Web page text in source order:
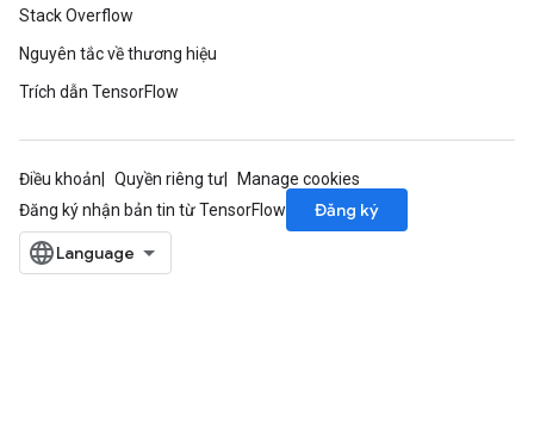
Stack Overflow
Nguyên tắc về thương hiệu
Trích dẫn TensorFlow
Điều khoản Quyền riêng tư
Manage cookies
Đăng ký nhận bản tin từ TensorFlow
Đăng ký